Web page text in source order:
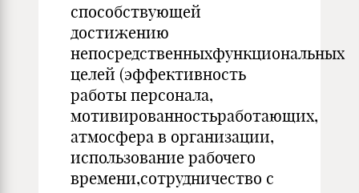
способствующей
достижению
непосредственныхфункциональных
целей (эффективность
работы персонала,
мотивированностьработающих,
атмосфера в организации,
использование рабочего
времени,сотрудничество с